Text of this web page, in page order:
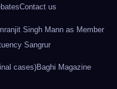
Contact us
Singh Mann as Member
Sangrur
cases)Baghi Magazine